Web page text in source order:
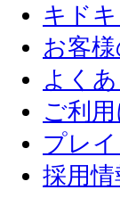
キド
お客
よく
ご利
プレ
採用情